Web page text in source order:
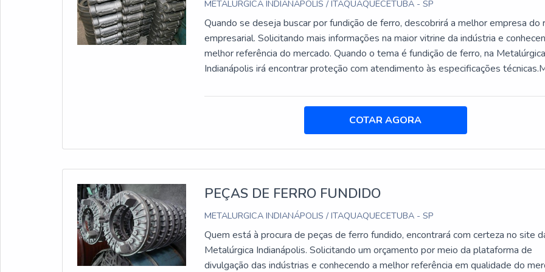
METALURGICA INDIANÁPOLIS / ITAQUAQUECETUBA - SP
Quando se deseja buscar por fundição de ferro, descobrirá a melhor empresa do
empresarial. Solicitando mais informações na maior vitrine da indústria e
melhor referência do mercado. Quando o tema é fundição de ferro, na Metalúrgica
Indianápolis irá encontrar proteção com atendimento às especificações
eficientes de demonstrar competência e excelência em sua área de atuação. A
Metalúrgica Indianápolis objetiva seus reforços em criar uma estrutura com:
de alta qualidade onde são realizadas as atividades; Capacidade instalada de 120
produtos e serviços com ótima qualidade e assertividade, características simples,
muito mais que a Metalúrgica Indianápolis é segura quando falamos do segmento
fabricação de peças de ferro fundido cinzento, nodular e ferro ligado. A empresa
na satisfação da venda à entrega final, com foco total na qualidade. O time dispõe
especialistas dedicados que estão esperando seu contato para tirar todas as
COTAR AGORA
PEÇAS DE FERRO FUNDIDO
METALURGICA INDIANÁPOLIS / ITAQUAQUECETUBA - SP
Quem está à procura de peças de ferro fundido, encontrará com certeza no site
Metalúrgica Indianápolis. Solicitando um orçamento por meio da plataforma de
divulgação das indústrias e conhecendo a melhor referência em qualidade do